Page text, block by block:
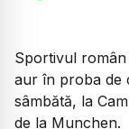
Sportivul român
aur în proba de
sâmbătă, la
de la Munchen.